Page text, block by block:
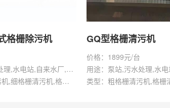
格栅除污机
用途：泵站,污水处理,水电站,自来水厂,渠道,水产养殖,化工,纺织,给排水工程
类型：粗格栅清污机,细格栅清污机,格栅清污机,回转式清污机
GQ型格栅清污机
价格：1899元/台